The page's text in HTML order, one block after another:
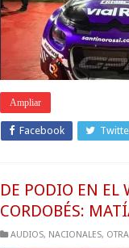
Ampliar
Facebook
DE PODIO EN EL
CORDOBÉS:
AUDIOS, NACIONALES,